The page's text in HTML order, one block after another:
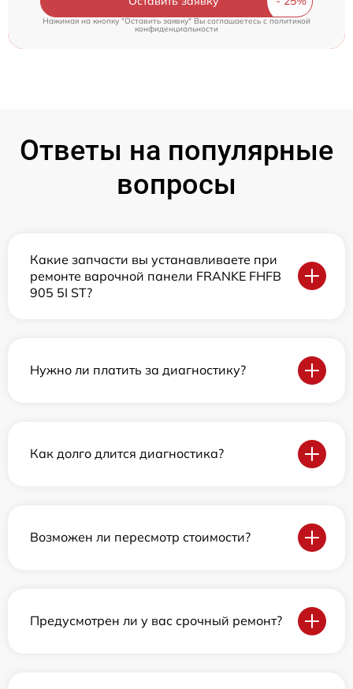
Нажимая на кнопку "Оставить заявку" Вы соглашаетесь cполитикой
конфиденциальности
Ответы на популярные
вопросы
Какие запчасти вы устанавливаете при
ремонте варочной панели FRANKE FHFB
905 5I ST?
Нужно ли платить за диагностику?
Как долго длится диагностика?
Возможен ли пересмотр стоимости?
Предусмотрен ли у вас срочный ремонт?